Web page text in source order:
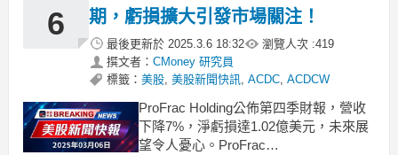
6
期，虧損擴大引發市場關注！
最後更新於 2025.3.6 18:32 瀏覽人次 :419
撰文者： CMoney 研究員
標籤： 美股, 美股新聞快訊, ACDC, ACDCW
ProFrac Holding公佈第四季財報，營收
下降7%，淨虧損達1.02億美元，未來展
望令人憂心。ProFrac